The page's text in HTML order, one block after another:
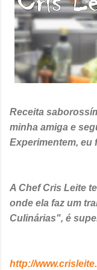
Receita
minha amiga e
Experimentem, eu
A Chef Cris Leite
onde ela faz um
Culinárias", é
http://